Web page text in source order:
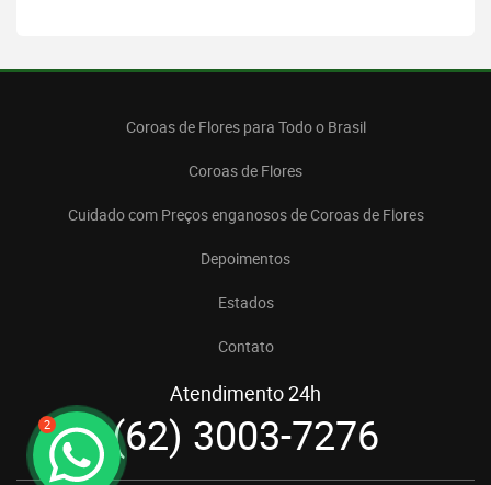
2
Coroas de Flores para Todo o Brasil
Coroas de Flores
Cuidado com Preços enganosos de Coroas de Flores
Depoimentos
Estados
Contato
Atendimento 24h
(62) 3003-7276